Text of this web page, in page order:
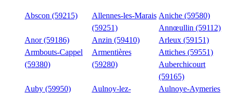
Abscon (59215)
Allennes-les-Marais
(59251)
Aniche (59580)
Annœullin (59112)
Anor (59186)
Anzin (59410)
Arleux (59151)
Armbouts-Cappel
(59380)
Armentières
(59280)
Attiches (59551)
Auberchicourt
(59165)
Auby (59950)
Aulnoy-lez-
Aulnoye-Aymeries